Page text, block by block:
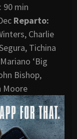
: 90 min
Reparto:
Charlie
Tichina
‘Big
Bishop,
Moore